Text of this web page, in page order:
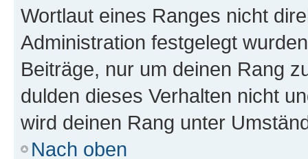
Wortlaut eines Ranges nicht
Administration festgelegt
Beiträge, nur um deinen Rang
dulden dieses Verhalten nicht
wird deinen Rang unter
Nach oben